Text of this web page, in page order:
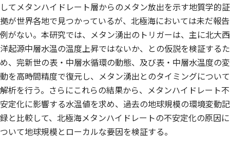
してメタンハイドレート層からのメタン放出を示す地質学的証
拠が世界各地で見つかっているが、北極海においては未だ報告
例がない。本研究では、メタン湧出のトリガーは、主に北大西
洋起源中層水温の温度上昇ではないか、との仮説を検証するた
め、完新世の表・中層水循環の動態、及び表・中層水温度の変
動を高時間精度で復元し、メタン湧出とのタイミングについて
解析を行う。さらにこれらの結果から、メタンハイドレート不
安定化に影響する水温値を求め、過去の地球規模の環境変動記
録と比較して、北極海メタンハイドレートの不安定化の原因に
ついて地球規模とローカルな要因を検証する。